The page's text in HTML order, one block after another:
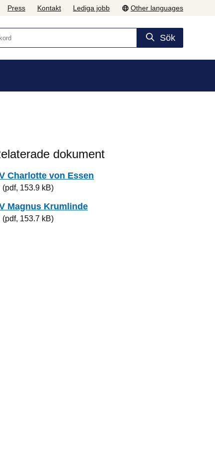
Press Kontakt Lediga jobb Other languages
Sök
dokument
Charlotte von Essen
(pdf, 153.9 kB)
Magnus KrumlindePdf, 153.7 kB.
(pdf, 153.7 kB)